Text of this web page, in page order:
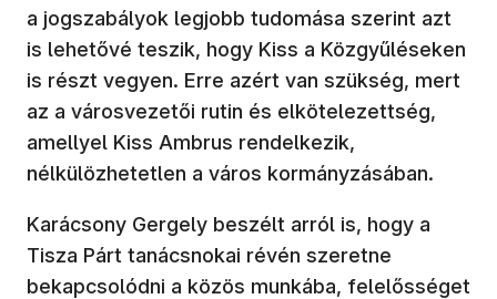
a jogszabályok legjobb tudomása szerint azt
is lehetővé teszik, hogy Kiss a Közgyűléseken
is részt vegyen. Erre azért van szükség, mert
az a városvezetői rutin és elkötelezettség,
amellyel Kiss Ambrus rendelkezik,
nélkülözhetetlen a város kormányzásában.
Karácsony Gergely beszélt arról is, hogy a
Tisza Párt tanácsnokai révén szeretne
bekapcsolódni a közös munkába, felelősséget